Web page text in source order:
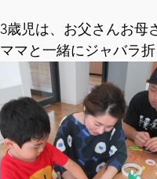
3歳児は、お父さんお母
ママと一緒にジャバラ折